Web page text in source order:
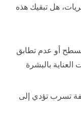
هل تبقيك هذه
أو عدم تطابق
العناية بالبشرة
تسرب تؤدي إلى